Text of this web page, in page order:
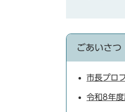
ごあいさつ
市長プロ
令和8年